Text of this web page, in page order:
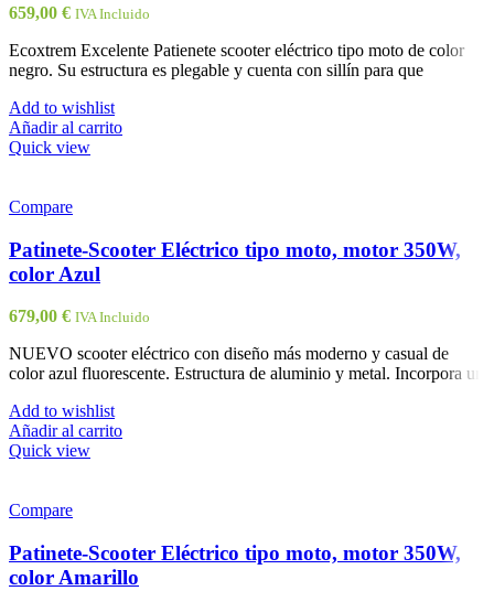
659,00 € IVA Incluido
Ecoxtrem Excelente Patienete scooter eléctrico tipo moto de color
negro. Su estructura es plegable y cuenta con sillín para que
Add to wishlist
Añadir al carrito
Quick view
Compare
Patinete-Scooter Eléctrico tipo moto, motor 350W,
color Azul
679,00 € IVA Incluido
NUEVO scooter eléctrico con diseño más moderno y casual de
color azul fluorescente. Estructura de aluminio y metal. Incorpora un
Add to wishlist
Añadir al carrito
Quick view
Compare
Patinete-Scooter Eléctrico tipo moto, motor 350W,
color Amarillo